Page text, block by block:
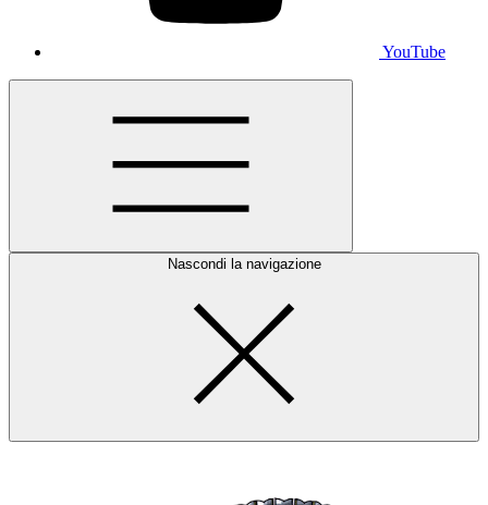
YouTube
Nascondi la navigazione